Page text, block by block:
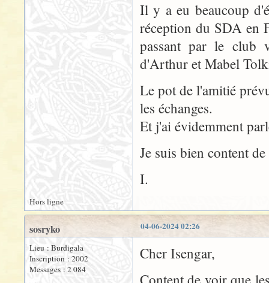
Il y a eu beaucoup
réception du SDA en
passant par le club
d'Arthur et Mabel
Le pot de l'amitié
les échanges.
Et j'ai évidemment
Je suis bien content
I.
Hors ligne
04-06-2024 02:26
sosryko
Lieu : Burdigala
Inscription : 2002
Messages : 2 084
Cher Isengar,
Content de voir que